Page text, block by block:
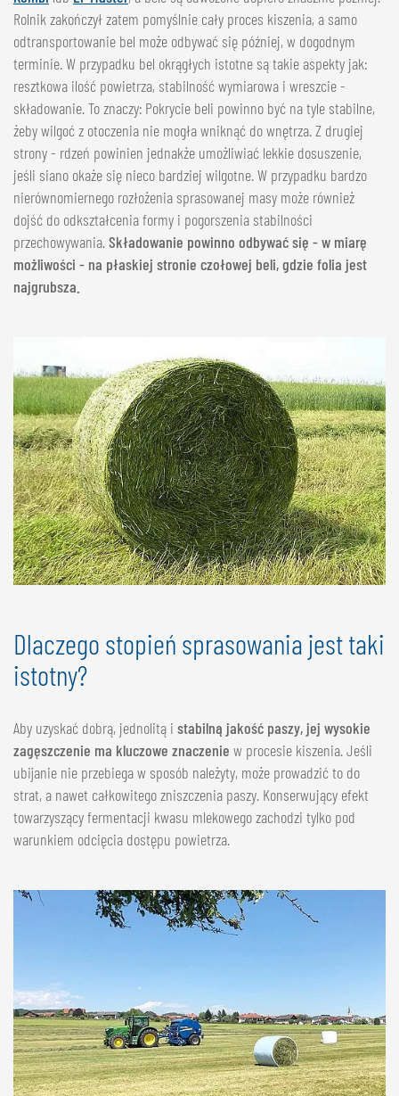
Rolnik zakończył zatem pomyślnie cały proces kiszenia, a samo
odtransportowanie bel może odbywać się później, w dogodnym
terminie. W przypadku bel okrągłych istotne są takie aspekty jak:
resztkowa ilość powietrza, stabilność wymiarowa i wreszcie -
składowanie. To znaczy: Pokrycie beli powinno być na tyle stabilne,
żeby wilgoć z otoczenia nie mogła wniknąć do wnętrza. Z drugiej
strony - rdzeń powinien jednakże umożliwiać lekkie dosuszenie,
jeśli siano okaże się nieco bardziej wilgotne. W przypadku bardzo
nierównomiernego rozłożenia sprasowanej masy może również
dojść do odkształcenia formy i pogorszenia stabilności
przechowywania.Składowanie powinno odbywać się - w miarę
możliwości - na płaskiej stronie czołowej beli, gdzie folia jest
najgrubsza.
Dlaczego stopień sprasowania jest taki
istotny?
Aby uzyskać dobrą, jednolitą i stabilną jakość paszy, jej wysokie
zagęszczenie ma kluczowe znaczenie w procesie kiszenia. Jeśli
ubijanie nie przebiega w sposób należyty, może prowadzić to do
strat, a nawet całkowitego zniszczenia paszy. Konserwujący efekt
towarzyszący fermentacji kwasu mlekowego zachodzi tylko pod
warunkiem odcięcia dostępu powietrza.